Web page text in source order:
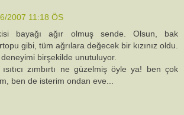
2007 11:18 ÖS
bayağı ağır olmuş sende. Olsun, bak
gibi, tüm ağrılara değecek bir kızınız oldu.
birşekilde unutuluyor.
zımbırtı ne güzelmiş öyle ya! ben çok
ben de isterim ondan eve...